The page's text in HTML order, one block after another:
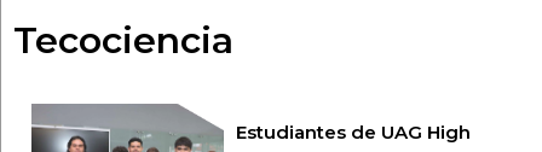
Tecociencia
Estudiantes de UAG High